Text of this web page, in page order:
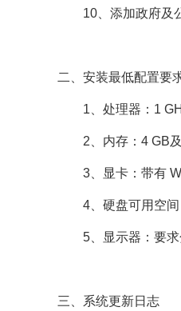
10、添加政府及公
二、安装最低配置要
1、处理器：1
2、内存：4 GB及
3、显卡：带有
4、硬盘可用空间
5、显示器：要求
三、系统更新日志